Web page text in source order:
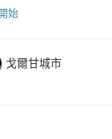
始
戈爾甘城市